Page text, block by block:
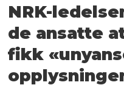
NRK-
de ansatte
fikk